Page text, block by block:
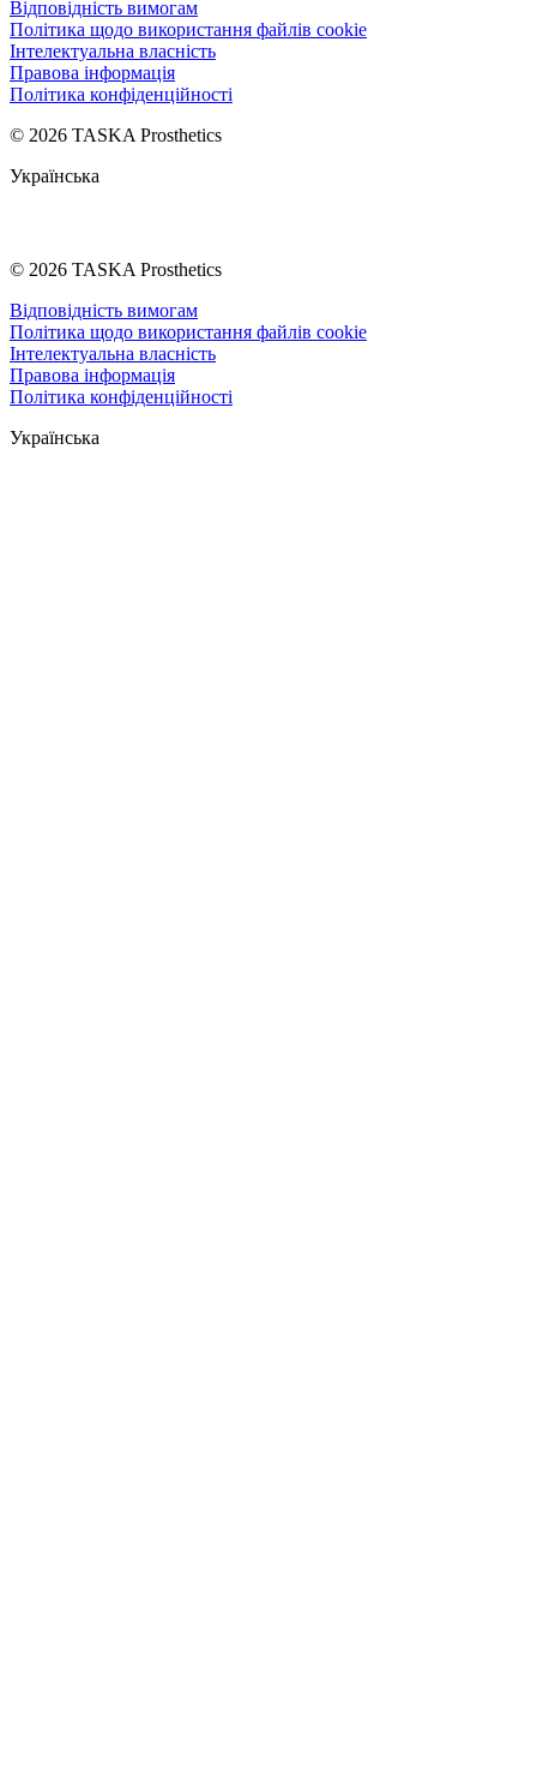
Відповідність вимогам
Політика щодо використання файлів cookie
Інтелектуальна власність
Правова інформація
Політика конфіденційності
© 2026 TASKA Prosthetics
Українська
© 2026 TASKA Prosthetics
Відповідність вимогам
Політика щодо використання файлів cookie
Інтелектуальна власність
Правова інформація
Політика конфіденційності
Українська